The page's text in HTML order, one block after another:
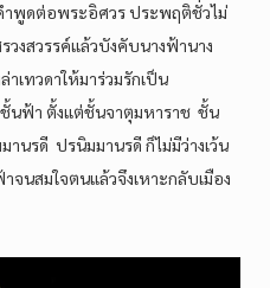
พูดต่อพระอิศวร ประพฤติชั่วไม่
วงสวรรค์แล้วบังคับนางฟ้านาง
เทวดาให้มาร่วมรักเป็น
นฟ้า ตั้งแต่ชั้นจาตุมหาราช ชั้น
านรดี ปรนิมมานรดี ก็ไม่มีว่างเว้น
จนสมใจตนแล้วจึงเหาะกลับเมือง